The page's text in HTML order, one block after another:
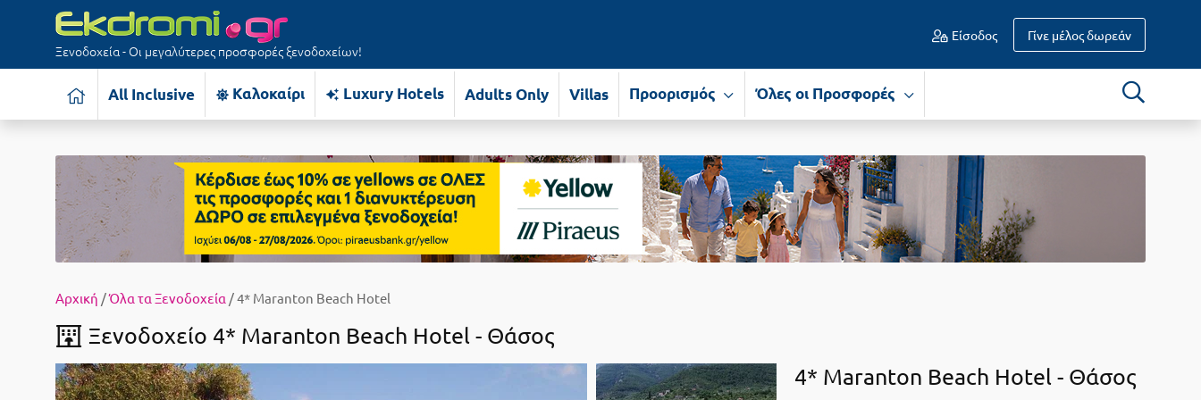
Ξενοδοχεία - Οι μεγαλύτερες προσφορές ξενοδοχείων!
Είσοδος Γίνε μέλος δωρεάν
All Inclusive Καλοκαίρι Luxury Hotels Adults Only Villas Προορισμός Όλες οι Προσφορές
Αρχική /Όλα τα Ξενοδοχεία / 4* Maranton Beach Hotel
Ξενοδοχείο 4* Maranton Beach Hotel - Θάσος
4* Maranton Beach Hotel - Θάσος